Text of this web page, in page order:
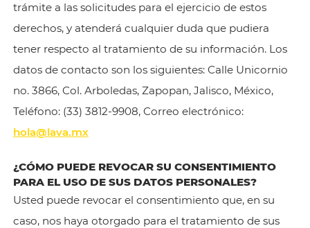
trámite a las solicitudes para el ejercicio de estos
derechos, y atenderá cualquier duda que pudiera
tener respecto al tratamiento de su información. Los
datos de contacto son los siguientes: Calle Unicornio
no. 3866, Col. Arboledas, Zapopan, Jalisco, México,
Teléfono: (33) 3812-9908, Correo electrónico:
hola@lava.mx
¿CÓMO PUEDE REVOCAR SU CONSENTIMIENTO
PARA EL USO DE SUS DATOS PERSONALES?
Usted puede revocar el consentimiento que, en su
caso, nos haya otorgado para el tratamiento de sus